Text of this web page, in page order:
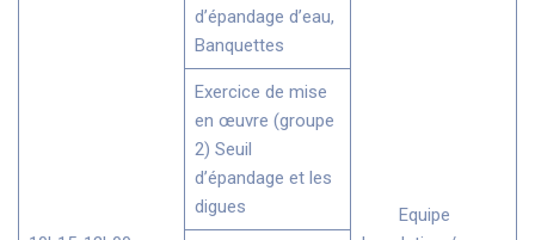
d’épandage d’eau,
Banquettes
Equipe
Exercice de mise
en œuvre (groupe
2) Seuil
d’épandage et les
digues